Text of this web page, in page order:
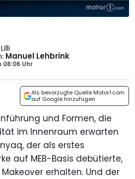
: Manuel Lehbrink
08:06 Uhr
Als bevorzugte Quelle Motor1.com
auf Google hinzufügen
und Formen, die
im Innenraum erwarten
der als erstes
auf MEB-Basis debütierte,
erhalten. Und der